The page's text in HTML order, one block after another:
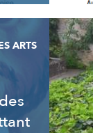
ARTS